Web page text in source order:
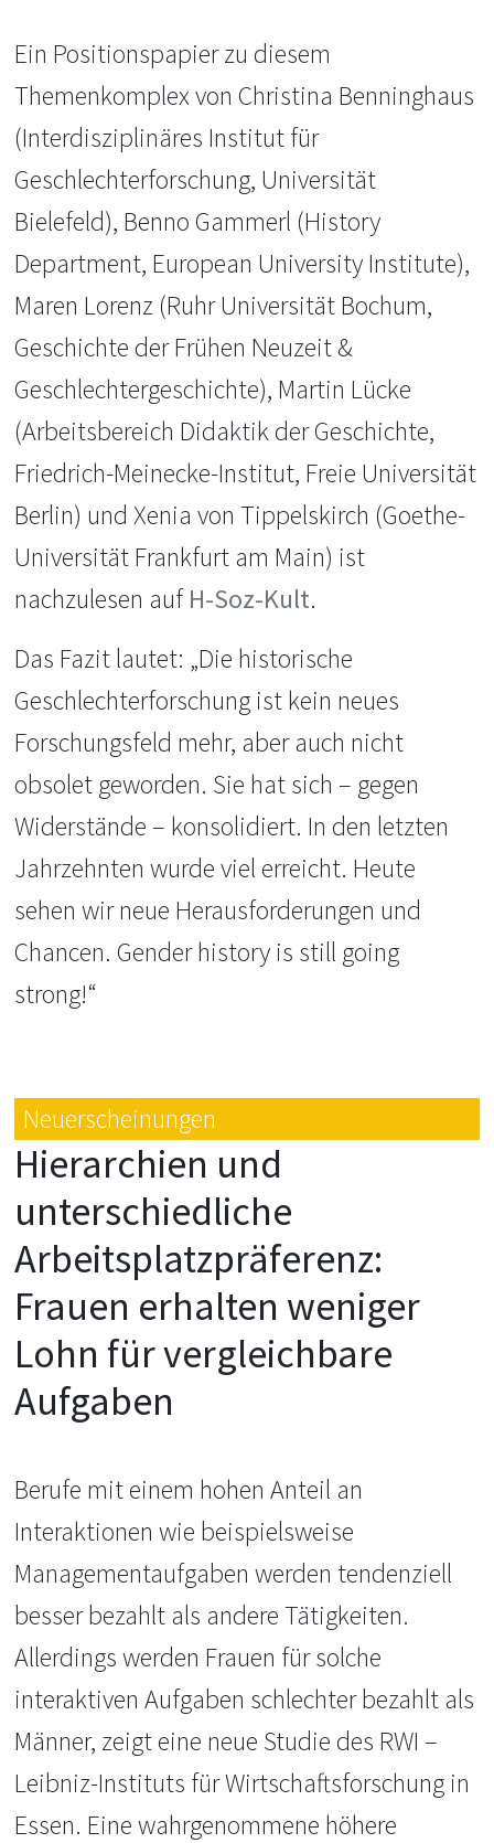
Ein Positionspapier zu diesem
Themenkomplex von Christina Benninghaus
(Interdisziplinäres Institut für
Geschlechterforschung, Universität
Bielefeld), Benno Gammerl (History
Department, European University Institute),
Maren Lorenz (Ruhr Universität Bochum,
Geschichte der Frühen Neuzeit &
Geschlechtergeschichte), Martin Lücke
(Arbeitsbereich Didaktik der Geschichte,
Friedrich-Meinecke-Institut, Freie Universität
Berlin) und Xenia von Tippelskirch (Goethe-
Universität Frankfurt am Main) ist
nachzulesen aufH-Soz-Kult.
Das Fazit lautet: „Die historische
Geschlechterforschung ist kein neues
Forschungsfeld mehr, aber auch nicht
obsolet geworden. Sie hat sich – gegen
Widerstände – konsolidiert. In den letzten
Jahrzehnten wurde viel erreicht. Heute
sehen wir neue Herausforderungen und
Chancen. Gender history is still going
strong!“
Neuerscheinungen
Hierarchien und
unterschiedliche
Arbeitsplatzpräferenz:
Frauen erhalten weniger
Lohn für vergleichbare
Aufgaben
Berufe mit einem hohen Anteil an
Interaktionen wie beispielsweise
Managementaufgaben werden tendenziell
besser bezahlt als andere Tätigkeiten.
Allerdings werden Frauen für solche
interaktiven Aufgaben schlechter bezahlt als
Männer, zeigt eine neue Studie des RWI –
Leibniz-Instituts für Wirtschaftsforschung in
Essen. Eine wahrgenommene höhere